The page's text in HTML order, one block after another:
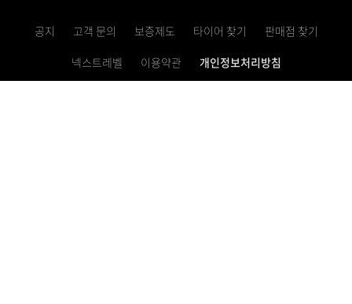
공지 고객 문의 보증제도 타이어 찾기
판매점 찾기
넥스트레벨
이용약관
개인정보처리방침